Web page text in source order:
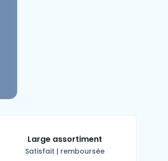
Large assortiment
Satisfait | remboursée